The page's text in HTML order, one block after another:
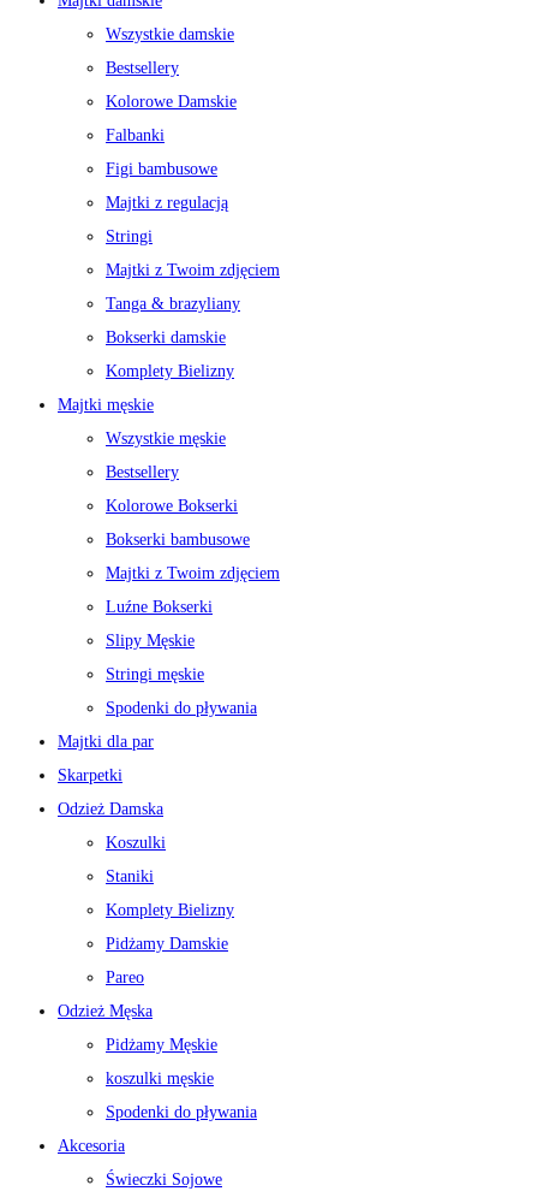
Wszystkie damskie
Bestsellery
Kolorowe Damskie
Falbanki
Figi bambusowe
Majtki z regulacją
Stringi
Majtki z Twoim zdjęciem
Tanga & brazyliany
Bokserki damskie
Komplety Bielizny
Majtki męskie
Wszystkie męskie
Bestsellery
Kolorowe Bokserki
Bokserki bambusowe
Majtki z Twoim zdjęciem
Luźne Bokserki
Slipy Męskie
Stringi męskie
Spodenki do pływania
Majtki dla par
Skarpetki
Odzież Damska
Koszulki
Staniki
Komplety Bielizny
Pidżamy Damskie
Pareo
Odzież Męska
Pidżamy Męskie
koszulki męskie
Spodenki do pływania
Akcesoria
Świeczki Sojowe